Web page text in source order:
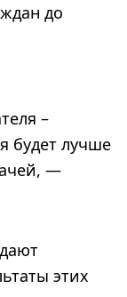
до
–
будет лучше
—
этих